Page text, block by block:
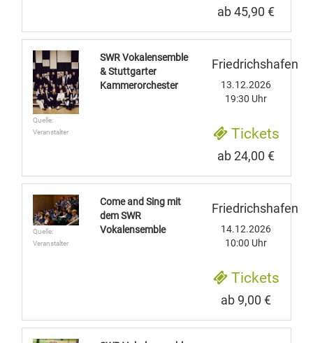
ab 45,90 €
Quelle:
Veranstalter
SWR Vokalensemble
& Stuttgarter
Kammerorchester
Friedrichshafen
13.12.2026
19:30 Uhr
Tickets
ab 24,00 €
Quelle:
Veranstalter
Come and Sing mit
dem SWR
Vokalensemble
Friedrichshafen
14.12.2026
10:00 Uhr
Tickets
ab 9,00 €